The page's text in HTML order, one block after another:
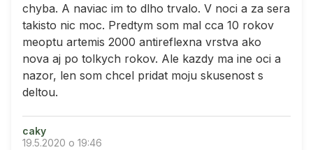
chyba. A naviac im to dlho trvalo. V noci a za sera
takisto nic moc. Predtym som mal cca 10 rokov
meoptu artemis 2000 antireflexna vrstva ako
nova aj po tolkych rokov. Ale kazdy ma ine oci a
nazor, len som chcel pridat moju skusenost s
deltou.
caky
19.5.2020 o 19:46